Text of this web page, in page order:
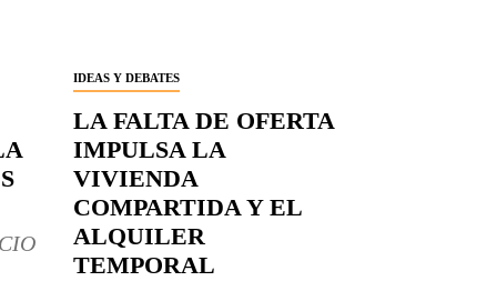
IDEAS Y DEBATES
LA FALTA DE OFERTA
IMPULSA LA
VIVIENDA
COMPARTIDA Y EL
ALQUILER
TEMPORAL